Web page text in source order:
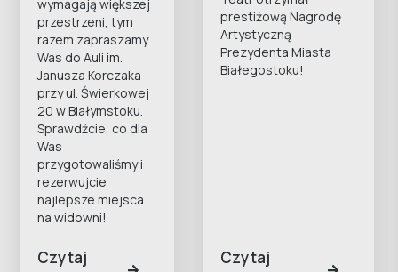
wymagają większej
przestrzeni, tym
razem zapraszamy
Was do Auli im.
Janusza Korczaka
przy ul. Świerkowej
20 w Białymstoku.
Sprawdźcie, co dla
Was
przygotowaliśmy i
rezerwujcie
najlepsze miejsca
na widowni!
Czytaj
prestiżową Nagrodę
Artystyczną
Prezydenta Miasta
Białegostoku!
Czytaj